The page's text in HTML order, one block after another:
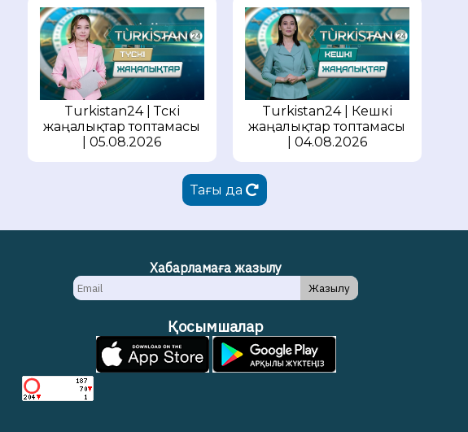
Turkistan24 | Түскі
жаңалықтар топтамасы
| 05.08.2026
Turkistan24 | Кешкі
жаңалықтар топтамасы
| 04.08.2026
Тағы да
Хабарламаға жазылу
Жазылу
Қосымшалар